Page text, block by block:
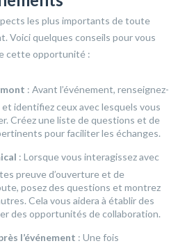
les plus importants de toute
Voici quelques conseils pour vous
cette opportunité :
: Avant l’événement, renseignez-
identifiez ceux avec lesquels vous
Créez une liste de questions et de
pour faciliter les échanges.
: Lorsque vous interagissez avec
preuve d’ouverture et de
posez des questions et montrez
Cela vous aidera à établir des
des opportunités de collaboration.
l’événement : Une fois